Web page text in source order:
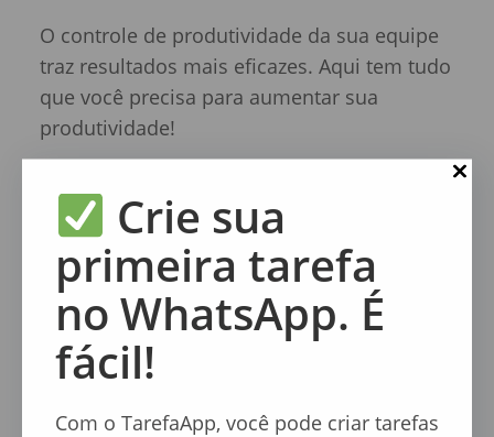
O controle de produtividade da sua equipe
traz resultados mais eficazes. Aqui tem tudo
que você precisa para aumentar sua
produtividade!
Crie sua
primeira tarefa
no WhatsApp. É
fácil!
Com o TarefaApp, você pode criar tarefas